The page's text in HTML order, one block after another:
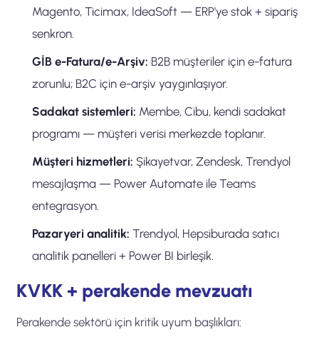
Magento, Ticimax, IdeaSoft — ERP'ye stok + sipariş
senkron.
GİB e-Fatura/e-Arşiv: B2B müşteriler için e-fatura
zorunlu; B2C için e-arşiv yaygınlaşıyor.
Sadakat sistemleri: Membe, Cibu, kendi sadakat
programı — müşteri verisi merkezde toplanır.
Müşteri hizmetleri: Şikayetvar, Zendesk, Trendyol
mesajlaşma — Power Automate ile Teams
entegrasyon.
Pazaryeri analitik: Trendyol, Hepsiburada satıcı
analitik panelleri + Power BI birleşik.
KVKK + perakende mevzuatı
Perakende sektörü için kritik uyum başlıkları: